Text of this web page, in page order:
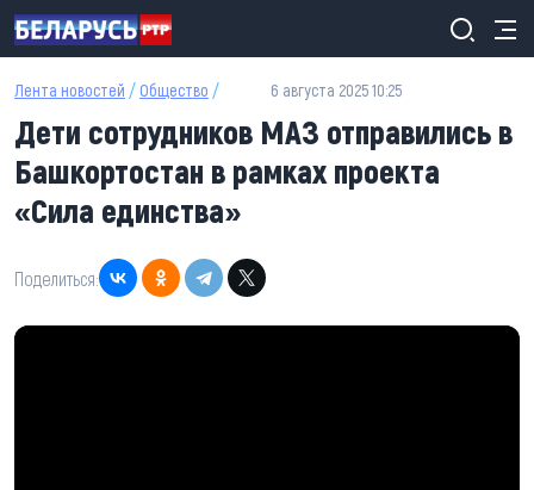
Перейти к основному содержанию
Лента новостей / Общество / 6 августа 2025 10:25
Дети сотрудников МАЗ отправились в
Башкортостан в рамках проекта
«Сила единства»
Поделиться: